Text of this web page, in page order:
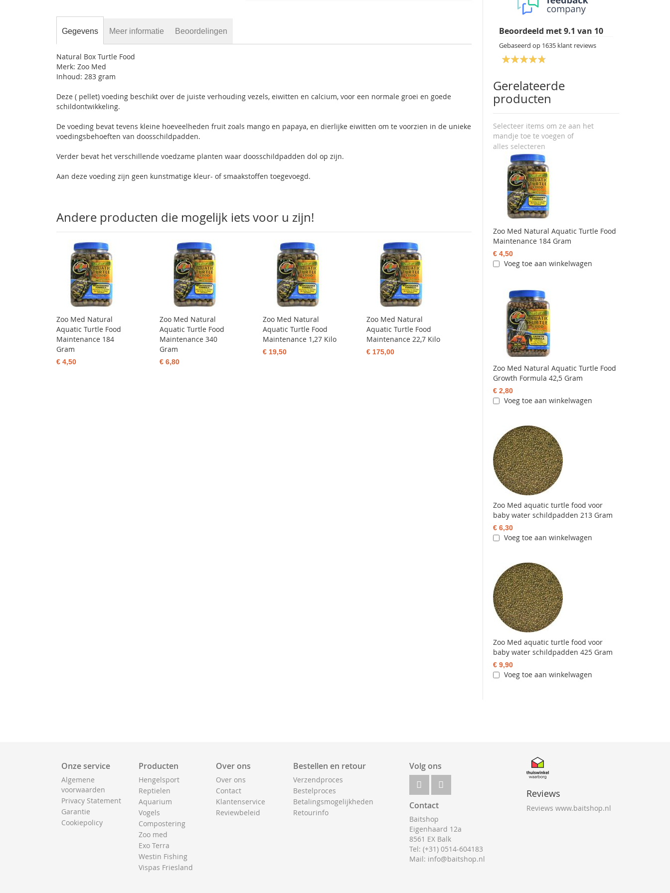
Beoordeeld met9.1 van 10
Gebaseerd op 1635 klant reviews
Gerelateerde
producten
Selecteer items om ze aan het
mandje toe te voegen of
alles selecteren
Zoo Med Natural Aquatic Turtle Food
Maintenance 184 Gram
€ 4,50
Voeg toe aan winkelwagen
Zoo Med Natural Aquatic Turtle Food
Growth Formula 42,5 Gram
€ 2,80
Voeg toe aan winkelwagen
Zoo Med aquatic turtle food voor
baby water schildpadden 213 Gram
€ 6,30
Voeg toe aan winkelwagen
Zoo Med aquatic turtle food voor
baby water schildpadden 425 Gram
€ 9,90
Voeg toe aan winkelwagen
Gegevens
Natural Box Turtle Food
Merk: Zoo Med
Inhoud: 283 gram
Deze ( pellet) voeding beschikt over de juiste verhouding vezels, eiwitten en calcium, voor een normale groei en goede
schildontwikkeling.
De voeding bevat tevens kleine hoeveelheden fruit zoals mango en papaya, en dierlijke eiwitten om te voorzien in de unieke
voedingsbehoeften van doosschildpadden.
Verder bevat het verschillende voedzame planten waar doosschildpadden dol op zijn.
Aan deze voeding zijn geen kunstmatige kleur- of smaakstoffen toegevoegd.
Meer informatie Beoordelingen
Andere producten die mogelijk iets voor u zijn!
Zoo Med Natural
Aquatic Turtle Food
Maintenance 184
Gram
€ 4,50
Zoo Med Natural
Aquatic Turtle Food
Maintenance 340
Gram
€ 6,80
Zoo Med Natural
Aquatic Turtle Food
Maintenance 1,27 Kilo
€ 19,50
Zoo Med Natural
Aquatic Turtle Food
Maintenance 22,7 Kilo
€ 175,00
Onze service
Algemene
voorwaarden
Privacy Statement
Garantie
Cookiepolicy
Producten
Hengelsport
Reptielen
Aquarium
Vogels
Compostering
Zoo med
Exo Terra
Westin Fishing
Vispas Friesland
Over ons
Over ons
Contact
Klantenservice
Reviewbeleid
Bestellen en retour
Verzendproces
Bestelproces
Betalingsmogelijkheden
Retourinfo
Volg ons
Contact
Baitshop
Eigenhaard 12a
8561 EX Balk
Tel: (+31) 0514-604183
Mail: info@baitshop.nl
Reviews
Reviews www.baitshop.nl